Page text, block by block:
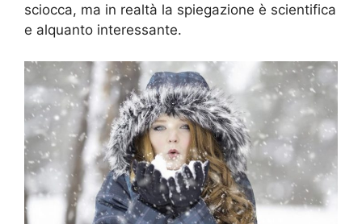
sciocca, ma in realtà la spiegazione è scientifica
e alquanto interessante.